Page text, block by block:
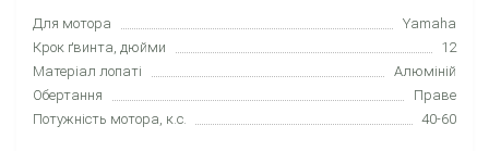
Для мотора
Yamaha
Крок ґвинта, дюйми
12
Матеріал лопаті
Алюміній
Обертання
Праве
Потужність мотора, к.с.
40-60